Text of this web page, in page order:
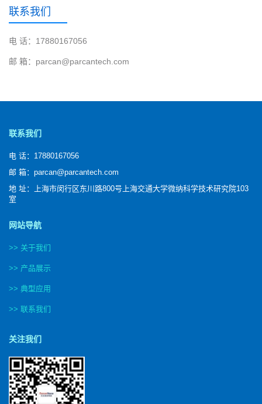
联系我们
电 话：17880167056
邮 箱：parcan@parcantech.com
联系我们
电 话：17880167056
邮 箱：parcan@parcantech.com
地 址：上海市闵行区东川路800号上海交通大学微纳科学技术研究院103
室
网站导航
>> 关于我们
>> 产品展示
>> 典型应用
>> 联系我们
关注我们